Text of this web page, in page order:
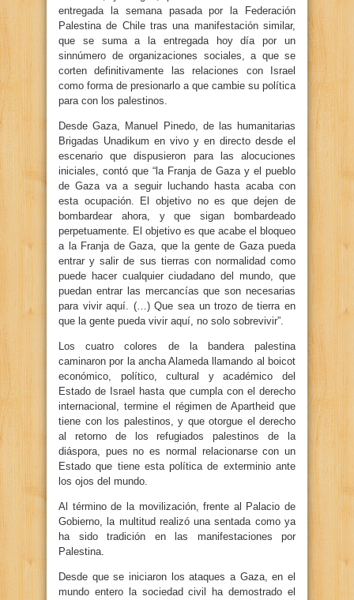
entregada la semana pasada por la Federación
Palestina de Chile tras una manifestación similar,
que se suma a la entregada hoy día por un
sinnúmero de organizaciones sociales, a que se
corten definitivamente las relaciones con Israel
como forma de presionarlo a que cambie su política
para con los palestinos.
Desde Gaza, Manuel Pinedo, de las humanitarias
Brigadas Unadikum en vivo y en directo desde el
escenario que dispusieron para las alocuciones
iniciales, contó que “la Franja de Gaza y el pueblo
de Gaza va a seguir luchando hasta acaba con
esta ocupación. El objetivo no es que dejen de
bombardear ahora, y que sigan bombardeado
perpetuamente. El objetivo es que acabe el bloqueo
a la Franja de Gaza, que la gente de Gaza pueda
entrar y salir de sus tierras con normalidad como
puede hacer cualquier ciudadano del mundo, que
puedan entrar las mercancías que son necesarias
para vivir aquí. (…) Que sea un trozo de tierra en
que la gente pueda vivir aquí, no solo sobrevivir”.
Los cuatro colores de la bandera palestina
caminaron por la ancha Alameda llamando al boicot
económico, político, cultural y académico del
Estado de Israel hasta que cumpla con el derecho
internacional, termine el régimen de Apartheid que
tiene con los palestinos, y que otorgue el derecho
al retorno de los refugiados palestinos de la
diáspora, pues no es normal relacionarse con un
Estado que tiene esta política de exterminio ante
los ojos del mundo.
Al término de la movilización, frente al Palacio de
Gobierno, la multitud realizó una sentada como ya
ha sido tradición en las manifestaciones por
Palestina.
Desde que se iniciaron los ataques a Gaza, en el
mundo entero la sociedad civil ha demostrado el